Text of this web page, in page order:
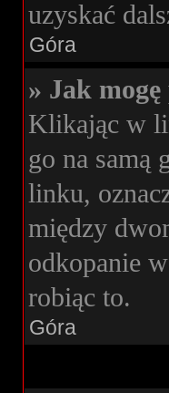
uzyskać
Góra
» Jak
Klikając w
go na samą
linku,
między
odkopanie
robiąc to.
Góra